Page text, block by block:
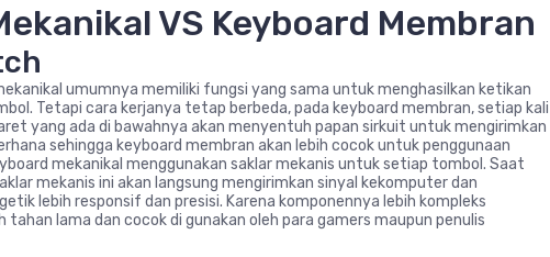
VS Keyboard Membran
umumnya memiliki fungsi yang sama untuk menghasilkan ketikan
Tetapi cara kerjanya tetap berbeda, pada keyboard membran, setiap kali
yang ada di bawahnya akan menyentuh papan sirkuit untuk mengirimkan
sehingga keyboard membran akan lebih cocok untuk penggunaan
mekanikal menggunakan saklar mekanis untuk setiap tombol. Saat
mekanis ini akan langsung mengirimkan sinyal kekomputer dan
lebih responsif dan presisi. Karena komponennya lebih kompleks
tahan lama dan cocok di gunakan oleh para gamers maupun penulis